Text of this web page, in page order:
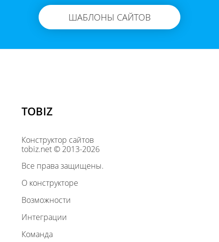
ШАБЛОНЫ САЙТОВ
TOBIZ
Конструктор сайтов
tobiz.net © 2013-2026
Все права защищены.
О конструкторе
Возможности
Интеграции
Команда